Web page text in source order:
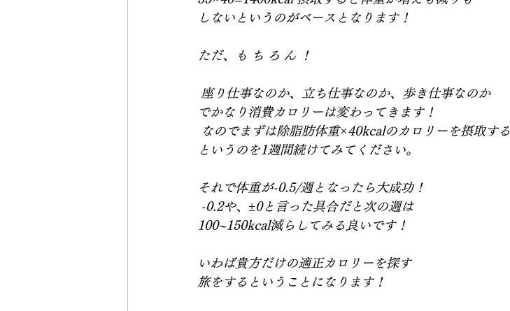
しないというのがベースとなります！
ただ、も ち ろ ん ！
座り仕事なのか、立ち仕事なのか、歩き仕事なのか
でかなり消費カロリーは変わってきます！
なのでまずは除脂肪体重×40kcalのカロリーを摂取する
というのを1週間続けてみてください。
それで体重が-0.5/週となったら大成功！
-0.2や、±0と言った具合だと次の週は
100~150kcal減らしてみる良いです！
いわば貴方だけの適正カロリーを探す
旅をするということになります！